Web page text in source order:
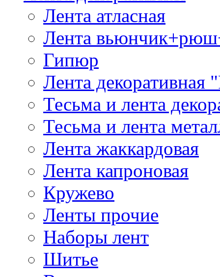
Лента атласная
Лента
Гипюр
Лента декоративная
Тесьма и лента
Тесьма и лента
Лента жаккардовая
Лента капроновая
Кружево
Ленты прочие
Наборы лент
Шитье